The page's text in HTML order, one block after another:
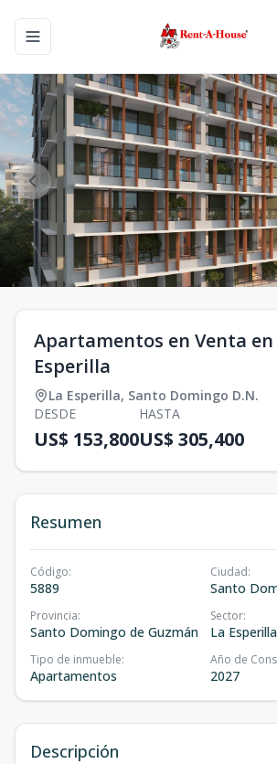
Toggle navigation menu
Apartamentos en Venta en
Esperilla
La Esperilla, Santo Domingo D.N.
DESDE
US$ 153,800
HASTA
US$ 305,400
Resumen
Código:
5889
Ciudad:
Santo
Provincia:
Santo Domingo de Guzmán
Sector:
La Esperilla
Tipo de inmueble:
Apartamentos
Año de
2027
Descripción